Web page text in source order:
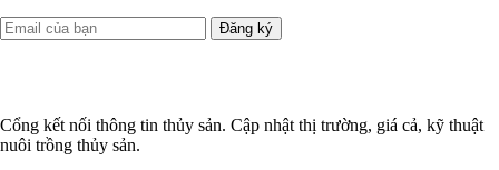
Đăng ký
Cổng kết nối thông tin thủy sản. Cập nhật thị trường, giá cả, kỹ thuật
nuôi trồng thủy sản.